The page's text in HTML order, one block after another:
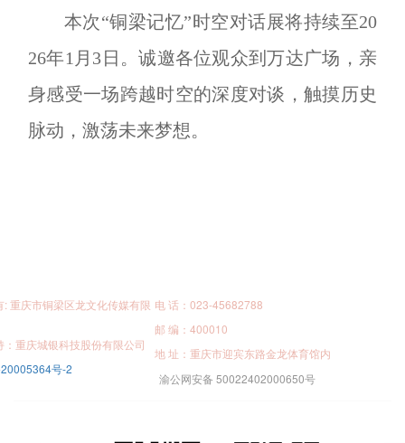
本次“铜梁记忆”时空对话展将持续至20
26年1月3日。诚邀各位观众到万达广场，亲
身感受一场跨越时空的深度对谈，触摸历史
脉动，激荡未来梦想。
: 重庆市铜梁区龙文化传媒有限
：重庆城银科技股份有限公司
号-2
电 话：023-45682788
邮 编：400010
地 址：重庆市迎宾东路金龙体育馆内
渝公网安备 50022402000650号